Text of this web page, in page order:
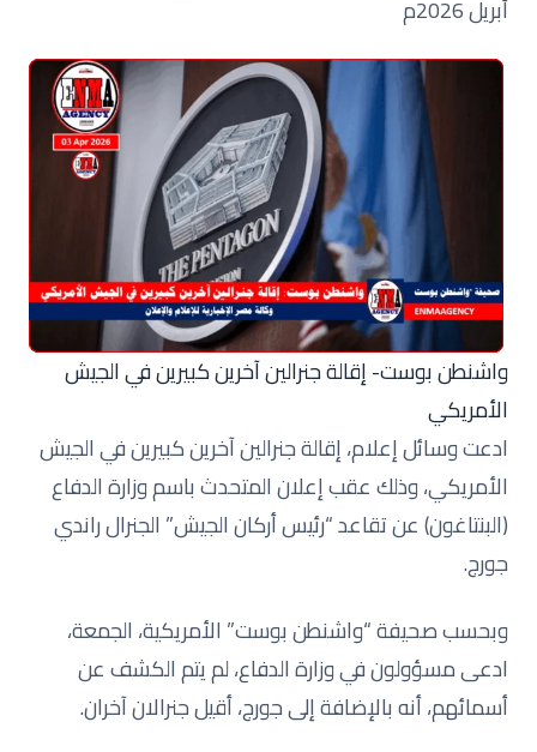
أبريل 2026م
واشنطن بوست- إقالة جنرالين آخرين كبيرين في الجيش
الأمريكي
ادعت وسائل إعلام، إقالة جنرالين آخرين كبيرين في الجيش
الأمريكي، وذلك عقب إعلان المتحدث باسم وزارة الدفاع
(البنتاغون) عن تقاعد “رئيس أركان الجيش” الجنرال راندي
جورج.
وبحسب صحيفة “واشنطن بوست” الأمريكية، الجمعة،
ادعى مسؤولون في وزارة الدفاع، لم يتم الكشف عن
أسمائهم، أنه بالإضافة إلى جورج، أقيل جنرالان آخران.